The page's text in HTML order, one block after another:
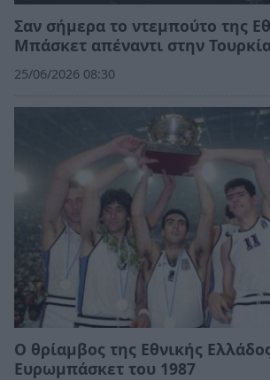
Σαν σήμερα το ντεμπούτο της
Μπάσκετ απέναντι στην
25/06/2026 08:30
Ο θρίαμβος της Εθνικής
Ευρωμπάσκετ του 1987